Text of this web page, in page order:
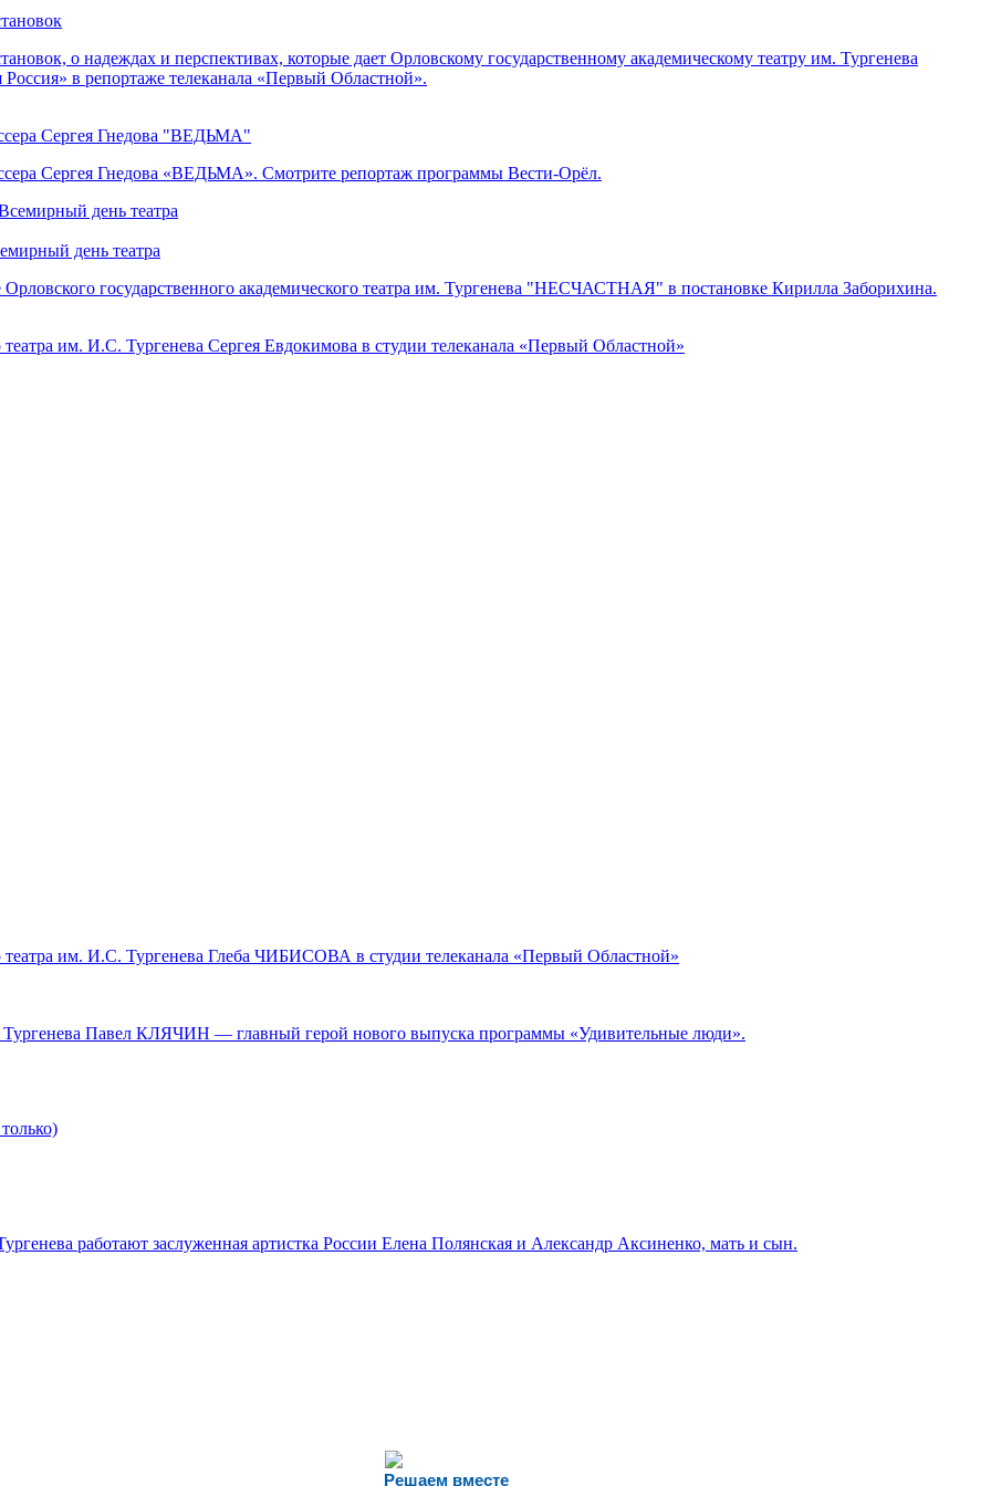
о надеждах и перспективах, которые дает Орловскому государственному академическому театру им. Тургенева
в репортаже телеканала «Первый Областной».
Сергея Гнедова "ВЕДЬМА"
Сергея Гнедова «ВЕДЬМА». Смотрите репортаж программы Вести-Орёл.
день театра
государственного академического театра им. Тургенева "НЕСЧАСТНАЯ" в постановке Кирилла Заборихина.
им. И.С. Тургенева Сергея Евдокимова в студии телеканала «Первый Областной»
театра им. И.С. Тургенева Глеба ЧИБИСОВА в студии телеканала «Первый Областной»
Тургенева Павел КЛЯЧИН — главный герой нового выпуска программы «Удивительные люди».
работают заслуженная артистка России Елена Полянская и Александр Аксиненко, мать и сын.
Решаем вместе